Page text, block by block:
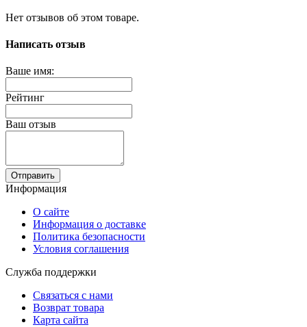
Нет отзывов об этом товаре.
Написать отзыв
Ваше имя:
Рейтинг
Ваш отзыв
Отправить
Информация
О сайте
Информация о доставке
Политика безопасности
Условия соглашения
Служба поддержки
Связаться с нами
Возврат товара
Карта сайта